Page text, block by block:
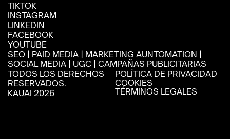
TIKTOK
INSTAGRAM
LINKEDIN
FACEBOOK
YOUTUBE
SEO ‎| PAID MEDIA ‎| MARKETING AUNTOMATION ‎|
SOCIAL MEDIA | UGC ‎| CAMPAÑAS PUBLICITARIAS
POLÍTICA DE PRIVACIDAD
COOKIES
TÉRMINOS LEGALES
TODOS LOS DERECHOS
RESERVADOS.
KAUAI 2026